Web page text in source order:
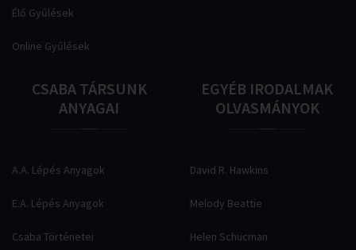
Élő Gyűlések
Online Gyűlések
CSABA TÁRSUNK
ANYAGAI
A.A. Lépés Anyagok
E.A. Lépés Anyagok
Csaba Történetei
EGYÉB IRODALMAK
OLVASMÁNYOK
David R. Hawkins
Melody Beattie
Helen Schucman